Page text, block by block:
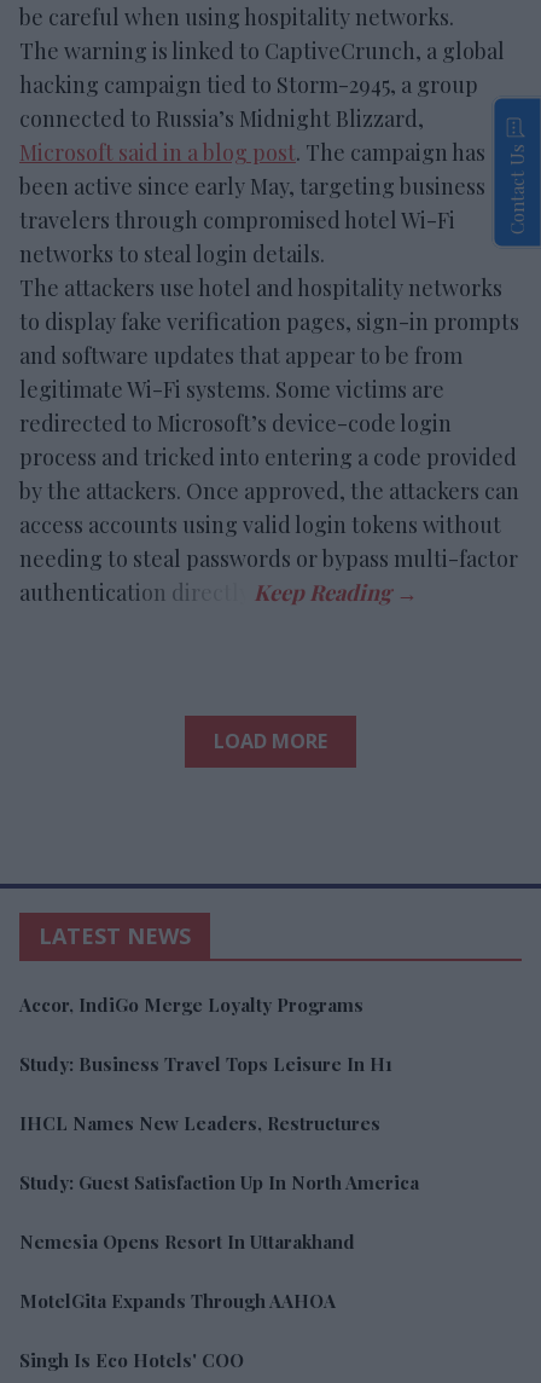
be careful when using hospitality networks.
The warning is linked to CaptiveCrunch, a global
hacking campaign tied to Storm-2945, a group
connected to Russia’s Midnight Blizzard,
Microsoft said in a blog post. The campaign has
been active since early May, targeting business
travelers through compromised hotel Wi-Fi
networks to steal login details.
The attackers use hotel and hospitality networks
to display fake verification pages, sign-in prompts
and software updates that appear to be from
legitimate Wi-Fi systems. Some victims are
redirected to Microsoft’s device-code login
process and tricked into entering a code provided
by the attackers. Once approved, the attackers can
access accounts using valid login tokens without
needing to steal passwords or bypass multi-factor
authentication directly.
LOAD MORE
LATEST NEWS
Accor, IndiGo Merge Loyalty Programs
Study: Business Travel Tops Leisure In H1
IHCL Names New Leaders, Restructures
Study: Guest Satisfaction Up In North America
Nemesia Opens Resort In Uttarakhand
MotelGita Expands Through AAHOA
Singh Is Eco Hotels' COO
Contact Us